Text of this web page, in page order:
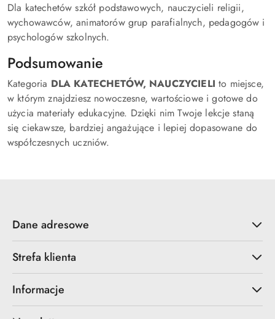
Dla katechetów szkół podstawowych, nauczycieli religii,
wychowawców, animatorów grup parafialnych, pedagogów i
psychologów szkolnych.
Podsumowanie
Kategoria DLA KATECHETÓW, NAUCZYCIELI to miejsce,
w którym znajdziesz nowoczesne, wartościowe i gotowe do
użycia materiały edukacyjne. Dzięki nim Twoje lekcje staną
się ciekawsze, bardziej angażujące i lepiej dopasowane do
współczesnych uczniów.
Dane adresowe
Strefa klienta
Informacje